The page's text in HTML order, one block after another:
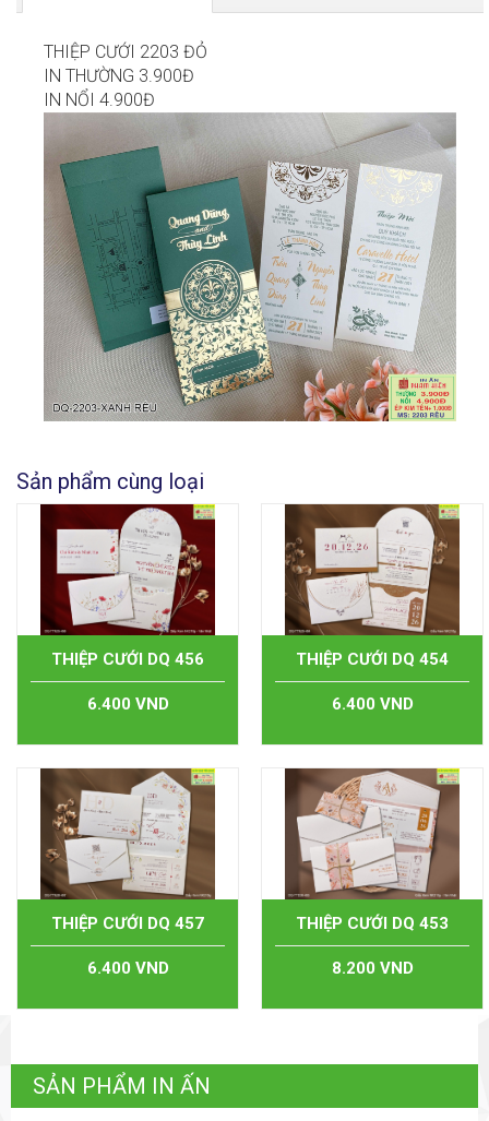
THIỆP CƯỚI 2203 ĐỎ
IN THƯỜNG 3.900Đ
IN NỔI 4.900Đ
Sản phẩm cùng loại
THIỆP CƯỚI DQ 456
6.400 VND
THIỆP CƯỚI DQ 454
6.400 VND
THIỆP CƯỚI DQ 457
6.400 VND
THIỆP CƯỚI DQ 453
8.200 VND
SẢN PHẨM IN ẤN